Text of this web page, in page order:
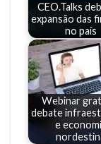
CEO.Talks
expansão das
no país
Webinar
debate
e